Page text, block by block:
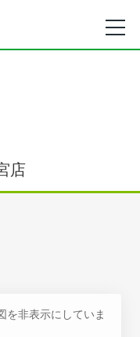
店
を非表示にしていま